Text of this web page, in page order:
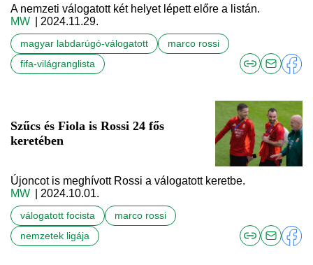
A nemzeti válogatott két helyet lépett előre a listán.
MW
| 2024.11.29.
magyar labdarúgó-válogatott
marco rossi
fifa-világranglista
Szűcs és Fiola is Rossi 24 fős
keretében
Újoncot is meghívott Rossi a válogatott keretbe.
MW
| 2024.10.01.
válogatott focista
marco rossi
nemzetek ligája